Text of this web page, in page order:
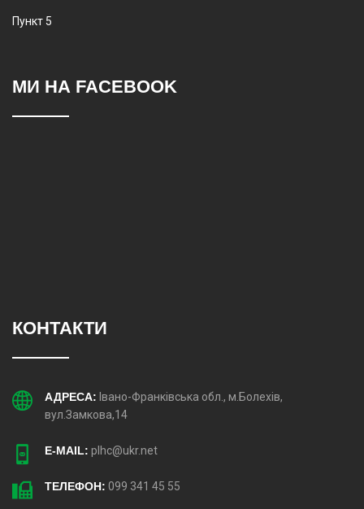
Пункт 5
МИ НА FACEBOOK
КОНТАКТИ
АДРЕСА: Івано-Франківська обл., м.Болехів,
вул.Замкова,14
E-MAIL: plhc@ukr.net
ТЕЛЕФОН: 099 341 45 55